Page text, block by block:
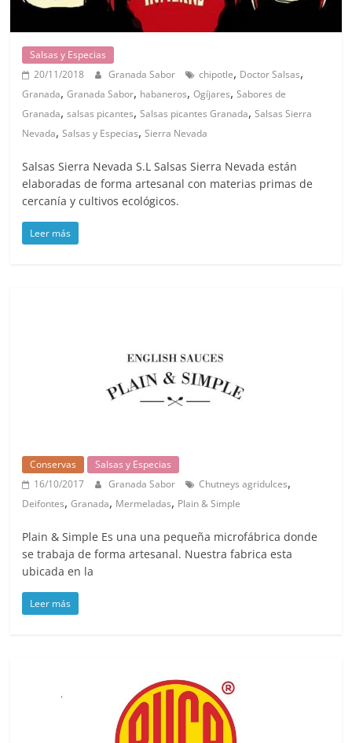
Salsas y Especias
20/11/2018
Granada Sabor chipotle, Doctor Salsas,
Granada,Granada Sabor, habaneros,Ogíjares,Sabores de
Granada,salsas picantes,Salsas picantes Granada,Salsas Sierra
Nevada,Salsas y Especias,Sierra Nevada
Salsas Sierra Nevada S.L Salsas Sierra Nevada están
elaboradas de forma artesanal con materias primas de
cercanía y cultivos ecológicos.
Leer más
Conservas
Salsas y Especias
16/10/2017
Granada Sabor Chutneys agridulces,
Deifontes,Granada, Mermeladas, Plain & Simple
Plain & Simple Es una una pequeña microfábrica donde
se trabaja de forma artesanal. Nuestra fabrica esta
ubicada en la
Leer más